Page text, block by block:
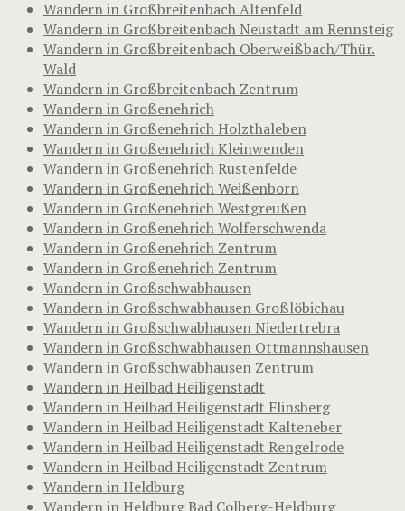
Wandern in Großbreitenbach Altenfeld
Wandern in Großbreitenbach Neustadt am Rennsteig
Wandern in Großbreitenbach Oberweißbach/Thür.
Wald
Wandern in Großbreitenbach Zentrum
Wandern in Großenehrich
Wandern in Großenehrich Holzthaleben
Wandern in Großenehrich Kleinwenden
Wandern in Großenehrich Rustenfelde
Wandern in Großenehrich Weißenborn
Wandern in Großenehrich Westgreußen
Wandern in Großenehrich Wolferschwenda
Wandern in Großenehrich Zentrum
Wandern in Großenehrich Zentrum
Wandern in Großschwabhausen
Wandern in Großschwabhausen Großlöbichau
Wandern in Großschwabhausen Niedertrebra
Wandern in Großschwabhausen Ottmannshausen
Wandern in Großschwabhausen Zentrum
Wandern in Heilbad Heiligenstadt
Wandern in Heilbad Heiligenstadt Flinsberg
Wandern in Heilbad Heiligenstadt Kalteneber
Wandern in Heilbad Heiligenstadt Rengelrode
Wandern in Heilbad Heiligenstadt Zentrum
Wandern in Heldburg
Wandern in Heldburg Bad Colberg-Heldburg